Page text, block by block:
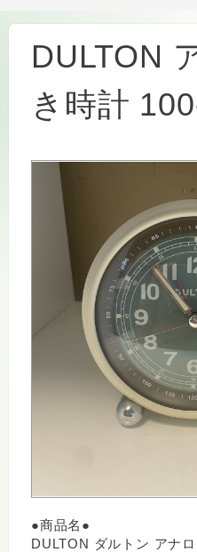
DULTON
き時計
●商品名●
DULTON ダルトン アナ